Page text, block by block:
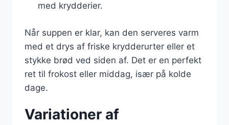
med krydderier.
Når suppen er klar, kan den serveres varm
med et drys af friske krydderurter eller et
stykke brød ved siden af. Det er en perfekt
ret til frokost eller middag, især på kolde
dage.
Variationer af